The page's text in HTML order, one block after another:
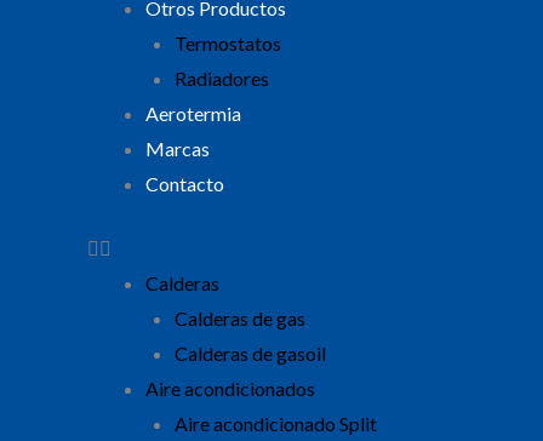
Otros Productos
Termostatos
Radiadores
Aerotermia
Marcas
Contacto
Calderas
Calderas de gas
Calderas de gasoil
Aire acondicionados
Aire acondicionado Split